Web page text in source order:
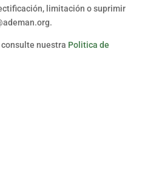
limitación o suprimir
nuestra Politica de